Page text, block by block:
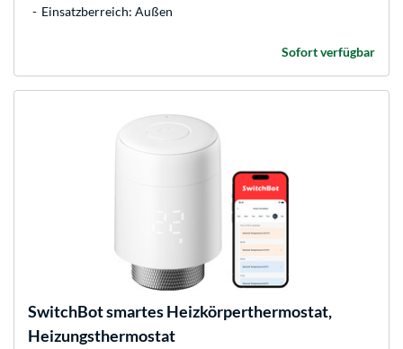
Einsatzberreich: Außen
Sofort verfügbar
SwitchBotsmartes Heizkörperthermostat,
Heizungsthermostat